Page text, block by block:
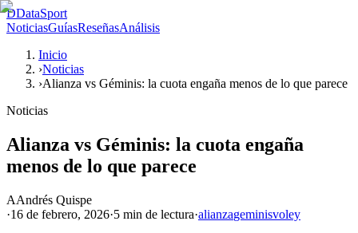
DDataSport
NoticiasGuíasReseñasAnálisis
Inicio
›Noticias
›Alianza vs Géminis: la cuota engaña menos de lo que parece
Noticias
Alianza vs Géminis: la cuota engaña
menos de lo que parece
AAndrés Quispe
·16 de febrero, 2026·5 min de lectura·alianzageminisvoley